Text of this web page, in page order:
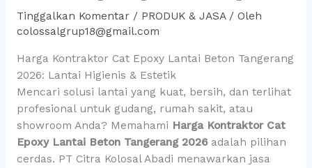
Tinggalkan Komentar / PRODUK & JASA/ Oleh
colossalgrup18@gmail.com
Harga Kontraktor Cat Epoxy Lantai Beton Tangerang
2026: Lantai Higienis & Estetik
Mencari solusi lantai yang kuat, bersih, dan terlihat
profesional untuk gudang, rumah sakit, atau
showroom Anda? Memahami Harga Kontraktor Cat
Epoxy Lantai Beton Tangerang 2026adalah pilihan
cerdas. PT Citra Kolosal Abadi menawarkan jasa